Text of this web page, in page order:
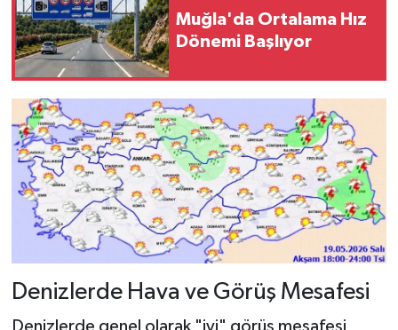
Muğla'da Ortalama Hız
Dönemi Başlıyor
Denizlerde Hava ve Görüş Mesafesi